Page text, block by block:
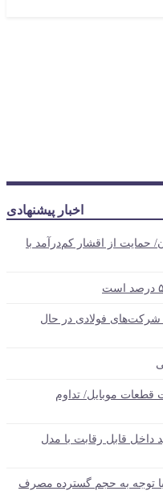
اخبار پیشنهادی
حمایت از اقشار کم‌درآمد با
شرکت‌های فولادی در حال
واردات قطعات موبایل/ تداوم
قابل رقابت با مدل
توجه به حجم گسترده مصرف‌